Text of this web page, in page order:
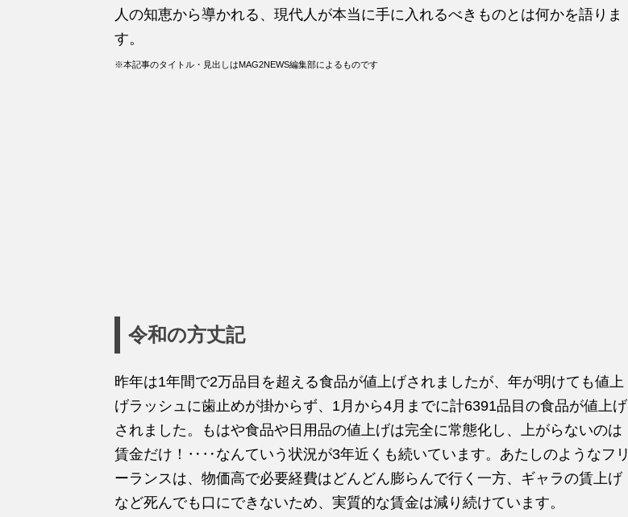
人の知恵から導かれる、現代人が本当に手に入れるべきものとは何かを語りま
す。
※本記事のタイトル・見出しはMAG2NEWS編集部によるものです
令和の方丈記
昨年は1年間で2万品目を超える食品が値上げされましたが、年が明けても値上
げラッシュに歯止めが掛からず、1月から4月までに計6391品目の食品が値上げ
されました。もはや食品や日用品の値上げは完全に常態化し、上がらないのは
賃金だけ！‥‥なんていう状況が3年近くも続いています。あたしのようなフリ
ーランスは、物価高で必要経費はどんどん膨らんで行く一方、ギャラの賃上げ
など死んでも口にできないため、実質的な賃金は減り続けています。